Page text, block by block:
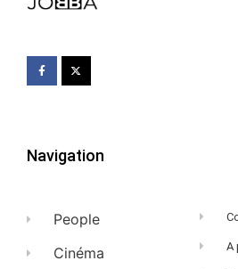
Navigation
People
Cinéma
A